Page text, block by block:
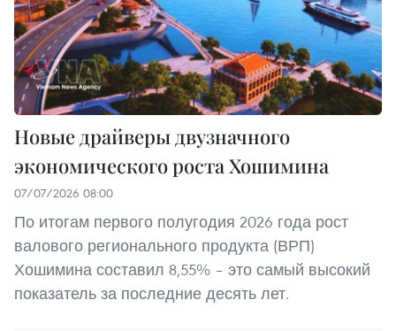
Новые драйверы двузначного
экономического роста Хошимина
07/07/2026 08:00
По итогам первого полугодия 2026 года рост
валового регионального продукта (ВРП)
Хошимина составил 8,55% – это самый высокий
показатель за последние десять лет.